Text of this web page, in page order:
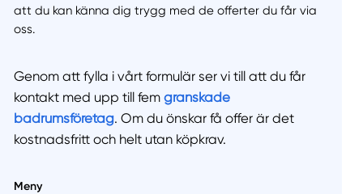
att du kan känna dig trygg med de offerter du får via
oss.
Genom att fylla i vårt formulär ser vi till att du får
kontakt med upp till fem granskade
badrumsföretag. Om du önskar få offer är det
kostnadsfritt och helt utan köpkrav.
Meny